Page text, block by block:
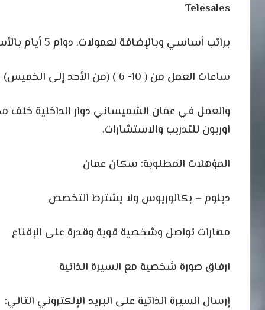
Telesales
براتب أساسي وبالإضافة لعمولات، دوام 5 أيام بالأسبوع
ساعات العمل من ( 10- 6 ) (من الأحد إلى الخميس)
والعمل في عمان الشميساني دوار الداخلية خلف
اوريون للتدريب والاستشارات.
المؤهلات المطلوبة: سكان عمان
دبلوم – بكالوريوس ولا يشترط التخصص
مهارات تواصل وشخصية قوية وقدرة على الإقناع
ارفاق صورة شخصية مع السيرة الذاتية
إرسال السيرة الذاتية على البريد الإلكتروني التالي: